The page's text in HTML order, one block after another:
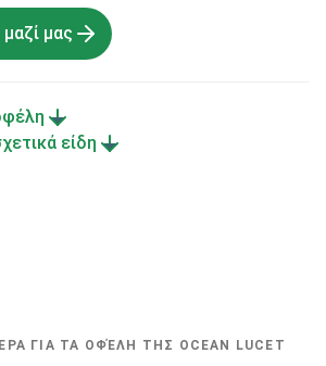
μας
είδη
ΓΙΑ ΤΑ ΟΦΈΛΗ ΤΗΣ OCEAN LUCET